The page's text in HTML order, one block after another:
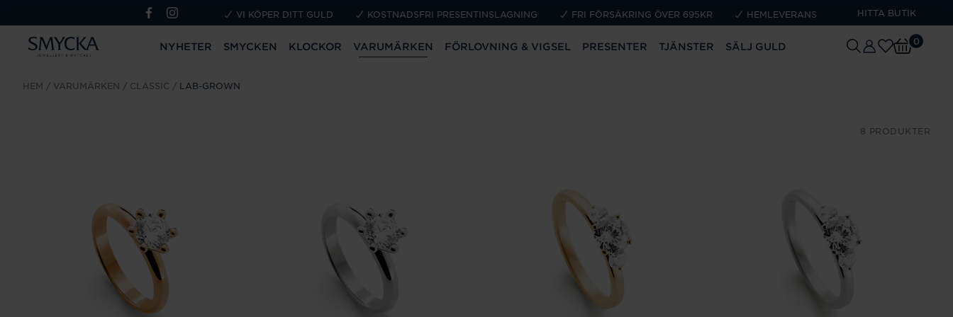
VI KÖPER DITT GULD KOSTNADSFRI PRESENTINSLAGNING FRI FÖRSÄKRING ÖVER 695KR HEMLEVERANS HITTA BUTIK
NYHETER SMYCKEN KLOCKOR VARUMÄRKEN FÖRLOVNING & VIGSEL PRESENTER TJÄNSTER SÄLJ GULD 0
HEM VARUMÄRKEN CLASSIC LAB-GROWN
8 PRODUKTER